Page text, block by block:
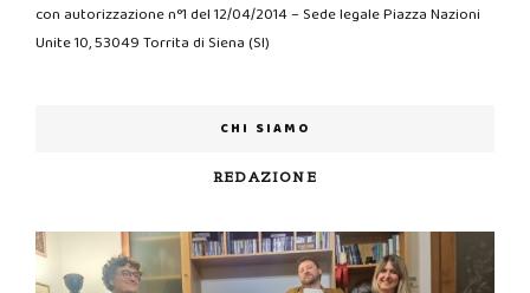
con autorizzazione n°1 del 12/04/2014 – Sede legale Piazza Nazioni
Unite 10, 53049 Torrita di Siena (SI)
CHI SIAMO
REDAZIONE